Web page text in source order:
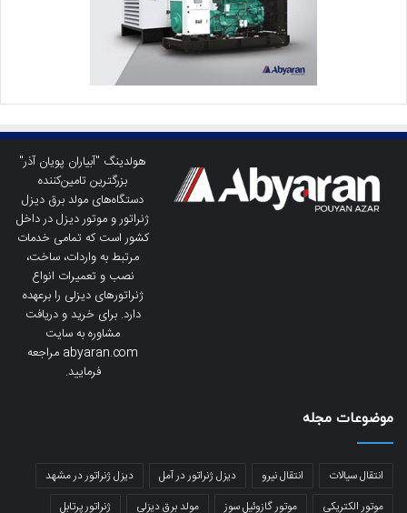
هولدینگ "آبیاران پویان آذر"
بزرگترین تامین‌کننده
دستگاه‌های مولد برق دیزل
ژنراتور و موتور دیزل در داخل
کشور است که تمامی خدمات
مرتبط به واردات، ساخت،
نصب و تعمیرات انواع
ژنراتورهای دیزلی را برعهده
دارد. برای خرید و دریافت
مشاوره به سایت
abyaran.com مراجعه
فرمایید.
موضوعات مجله
انتقال سیالات انتقال نیرو دیزل ژنراتور در آمل
دیزل ژنراتور در مشهد
موتور الکتریکی
موتور گازوئیل سوز مولد برق دیزلی ژنراتور پرتابل